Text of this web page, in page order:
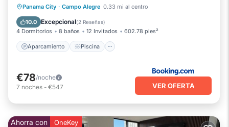
Panama City · Campo Alegre 0.33 mi al centro
10.0 Excepcional(2 Reseñas)
4 Dormitorios 8 baños 12 Invitados 602.78 pies²
Aparcamiento Piscina
Aparcamiento
Piscina
Balcón/Terraza
€78/noche
7 noches - €547 VER OFERTA
Ahorra con OneKey